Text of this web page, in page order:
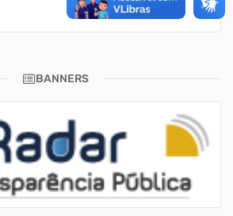
BANNERS